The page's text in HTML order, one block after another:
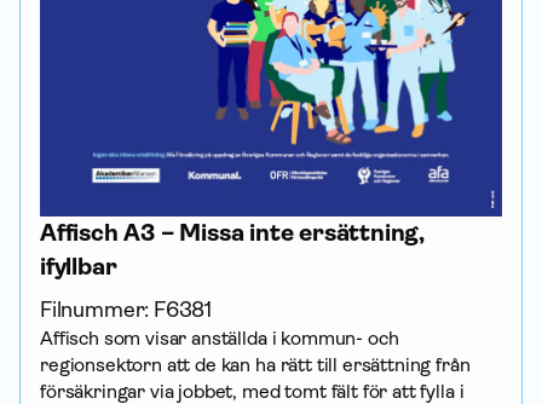
Affisch A3 – Missa inte ersättning,
ifyllbar
Filnummer: F6381
Affisch som visar anställda i kommun- och
regionsektorn att de kan ha rätt till ersättning från
försäk­ringar via jobbet, med tomt fält för att fylla i